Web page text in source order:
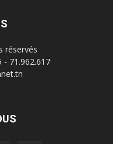
réservés
- 71.962.617